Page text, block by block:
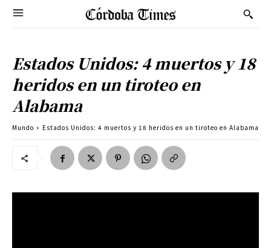
Estados Unidos: 4 muertos y 18
heridos en un tiroteo en
Alabama
Mundo Estados Unidos: 4 muertos y 18 heridos en un tiroteo en Alabama